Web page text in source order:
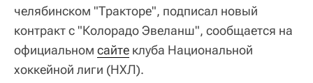
челябинском "Тракторе", подписал новый
контракт с "Колорадо Эвеланш", сообщается на
официальном сайте клуба Национальной
хоккейной лиги (НХЛ).